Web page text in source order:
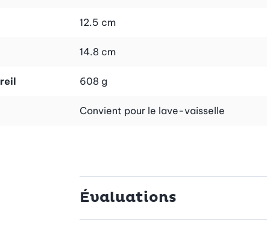
à un espace de travail bien ordonné, l’organisateur
plus simple, mais aussi plus agréable. Offrez-
12.5 cm
14.8 cm
608 g
Convient pour le lave-vaisselle
Évaluations